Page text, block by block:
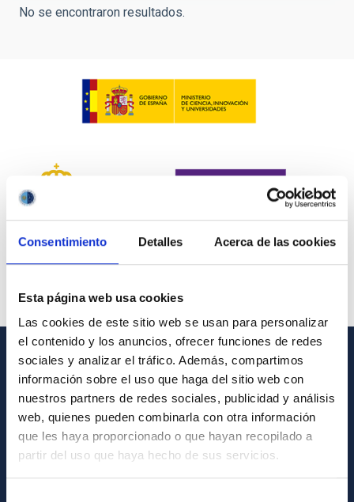
Consentimiento Detalles Acerca de las cookies
Esta página web usa cookies
Las cookies de este sitio web se usan para personalizar
el contenido y los anuncios, ofrecer funciones de redes
sociales y analizar el tráfico. Además, compartimos
información sobre el uso que haga del sitio web con
nuestros partners de redes sociales, publicidad y análisis
web, quienes pueden combinarla con otra información
que les haya proporcionado o que hayan recopilado a
partir del uso que haya hecho de sus servicios.
No se encontraron resultados.
INFORMACIÓN GENERAL
Contacto
Cómo llegar al IAC
Directorio de personal